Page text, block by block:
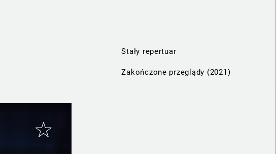
Stały repertuar
Zakończone przeglądy (2021)